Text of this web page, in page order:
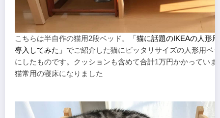
こちらは半自作の猫用2段ベッド。
「猫に話題のIKEAの人形
導入してみた」 でご紹介した猫にピッタリサイズの人形用ベ
にしたものです。クッションも含めて合計1万円かかっていま
猫常用の寝床になりました